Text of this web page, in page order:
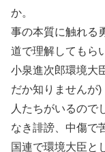
か。
事の本質に触れる
道で理解してもら
小泉進次郎環境大
だか知りませんが)
人たちがいるので
なき誹謗、中傷で
国連で環境大臣と